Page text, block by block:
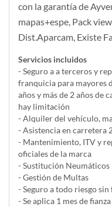
con la garantía de
mapas+espe, Pack
Dist.Aparcam, Existe
Servicios incluidos
- Seguro a a terceros y
franquicia para mayores
años y más de 2 años de
hay limitación
- Alquiler del vehí­culo,
- Asistencia en carretera
- Mantenimiento, ITV y
oficiales de la marca
- Sustitución
- Gestión de Multas
- Seguro a todo riesgo
- Se aplica 1 mes de